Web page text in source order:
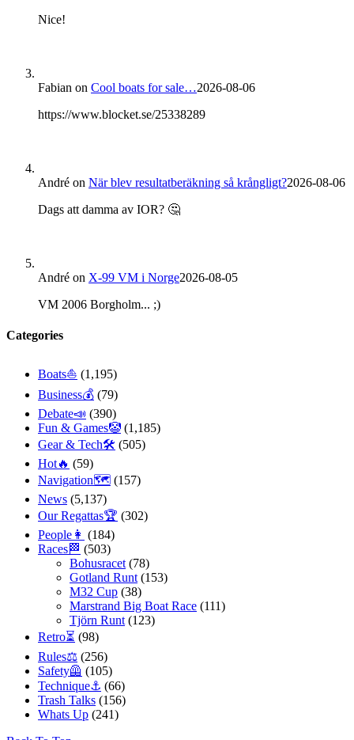
Nice!
Fabian on Cool boats for sale…2026-08-06
https://www.blocket.se/25338289
André on När blev resultatberäkning så krångligt?2026-08-06
Dags att damma av IOR? 🤔
André on X-99 VM i Norge2026-08-05
VM 2006 Borgholm... ;)
Categories
Boats⛵️ (1,195)
Business💰 (79)
Debate📣 (390)
Fun & Games🤡 (1,185)
Gear & Tech🛠 (505)
Hot🔥 (59)
Navigation🗺 (157)
News (5,137)
Our Regattas🏆 (302)
People👩 (184)
Races🏁 (503)
Bohusracet (78)
Gotland Runt (153)
M32 Cup (38)
Marstrand Big Boat Race (111)
Tjörn Runt (123)
Retro⏳ (98)
Rules⚖️ (256)
Safety🦺 (105)
Technique⚓️ (66)
Trash Talks (156)
Whats Up (241)